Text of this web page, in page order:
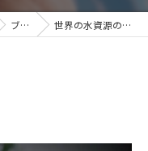
ブログ 世界の水資源の現状と課題